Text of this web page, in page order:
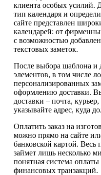
клиента особых усилий.
тип календаря и
сайте представлен
календарей: от
с возможностью
текстовых заметок.
После выбора шаблона и
элементов, в том числе
персонализированных
оформлению доставки.
доставки – почта,
указывайте адрес, куда
Оплатить заказ на
можно прямо на сайте
банковской картой. Весь
займет лишь несколько
понятная система оплаты
финансовых транзакций.